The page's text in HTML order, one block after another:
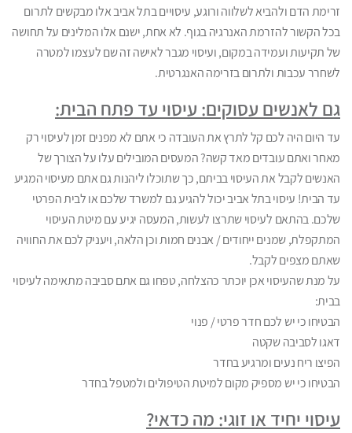
זרימת הדם ולהביא לשלווה ורוגע, עיסויים בתל אביב אלו מבקשים לתרום
בכל הקשור להזרמת האנרגיה בגוף. לא אחת, ישנם אלו המלינים על תחושה
של תקיעות ועמידה במקום, ועיסוי מגבר לאישה זה שם לעצמו למטרה
לשחרר עכבות ולתרום בזרימה האנגרטית.
גם לאנשים עסוקים: עיסוי עד פתח הבית:
עד היום היה לכם קל לתרץ את העובדה כי אתם לא מפנים זמן לעיסוי רק
מאחר ואתם עובדים מאד קשה? המעסים המובילים עלו על הצורך של
האנשים לקבל את העיסוי בביתם, כך שתוכלו ליהנות גם אתם מעיסוי המגיע
עד הבית! עיסוי בתל אביב יכול להגיע גם למשרד שלכם או לבית הפרטי
שלכם. בהתאם לעיסוי שתרצו לעשות, המעסה יגיע עם מיטת העיסוי
המתקפלת, שמנים ייחודים / אבנים חמות וכן הלאה, ויעניק לכם את החוויה
שאתם מצפים לקבל.
על מנת שהעיסוי אכן יוכתר כהצלחה, טפחו גם אתם סביבה מתאימה לעיסוי
בבית:
הבטיחו כי יש לכם חדר פרטי / פנוי
דאגו לסביבה שקטה
הפיצו ריח נעים ומרגיע בחדר
הבטיחו כי יש מספיק מקום למיטת הטיפולים ולמטפל בחדר
עיסוי יחיד או זוגי: מה כדאי?